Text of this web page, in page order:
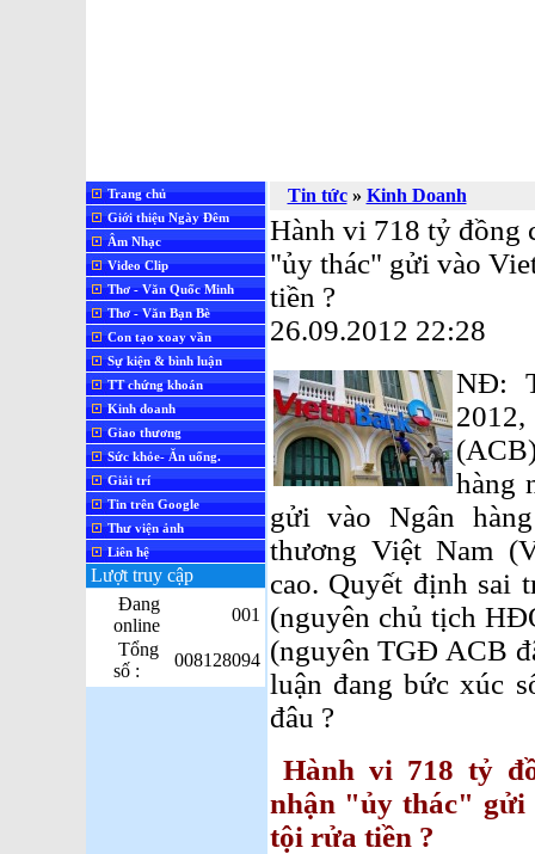
Trang chủ
Giới thiệu Ngày Đêm
Âm Nhạc
Video Clip
Thơ - Văn Quốc Minh
Thơ - Văn Bạn Bè
Con tạo xoay vần
Sự kiện & bình luận
TT chứng khoán
Kinh doanh
Giao thương
Sức khỏe- Ăn uống.
Giải trí
Tin trên Google
Thư viện ảnh
Liên hệ
Lượt truy cập
Đang
online
001
Tổng
số :
008128094
Tin tức» Kinh Doanh
Hành vi 718 tỷ đồng
"ủy thác" gửi vào
tiền ?
26.09.2012 22:28
NĐ:
hàng
gửi vào Ngân
thương Việt Nam
cao. Quyết định sai
(nguyên chủ tịch
(nguyên TGĐ ACB
luận đang bức xúc
đâu ?
Hành vi 718 tỷ
nhận "ủy thác" gửi
tội rửa tiền ?